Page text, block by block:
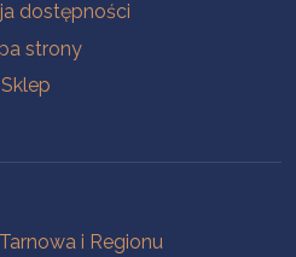
dostępności
strony
Sklep
i Regionu